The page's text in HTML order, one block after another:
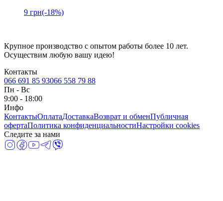
9 грн(-18%)
Крупное производство с опытом работы более 10 лет.
Осуществим любую вашу идею!
Контакты
066 691 85 93066 558 79 88
Пн - Вс
9:00 - 18:00
Инфо
КонтактыОплатаДоставкаВозврат и обменПубличная
офертаПолитика конфиденциальностиНастройки cookies
Следите за нами